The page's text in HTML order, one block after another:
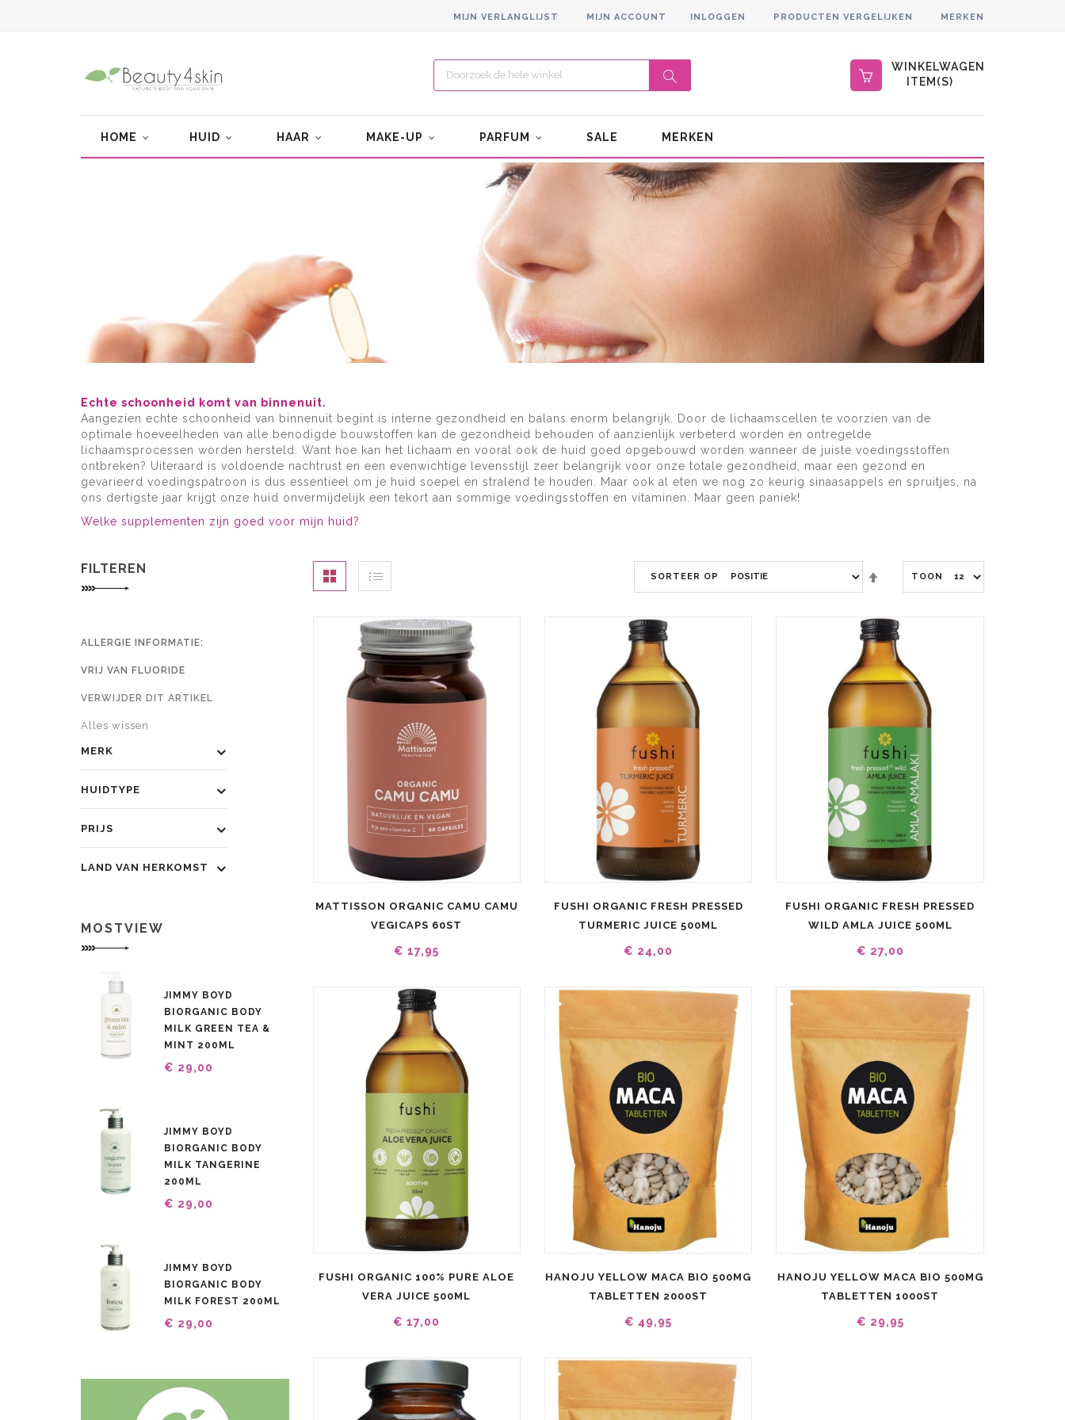
MIJN VERLANGLIJST MIJN ACCOUNT INLOGGEN PRODUCTEN VERGELIJKEN MERKEN
WINKELWAGEN
ITEM(S)
HOME HUID HAAR MAKE-UP PARFUM SALE MERKEN
Echte schoonheid komt van binnenuit.
Aangezien echte schoonheid van binnenuit begint is interne gezondheid en balans enorm belangrijk. Door de lichaamscellen te voorzien van de
optimale hoeveelheden van alle benodigde bouwstoffen kan de gezondheid behouden of aanzienlijk verbeterd worden en ontregelde
lichaamsprocessen worden hersteld. Want hoe kan het lichaam en vooral ook de huid goed opgebouwd worden wanneer de juiste voedingsstoffen
ontbreken? Uiteraard is voldoende nachtrust en een evenwichtige levensstijl zeer belangrijk voor onze totale gezondheid, maar een gezond en
gevarieerd voedingspatroon is dus essentieel om je huid soepel en stralend te houden. Maar ook al eten we nog zo keurig sinaasappels en spruitjes, na
ons dertigste jaar krijgt onze huid onvermijdelijk een tekort aan sommige voedingsstoffen en vitaminen. Maar geen paniek!
Welke supplementen zijn goed voor mijn huid?
FILTEREN
ALLERGIE INFORMATIE
VRIJ VAN FLUORIDE
VERWIJDER DIT ARTIKEL
Alles wissen
MERK
HUIDTYPE
PRIJS
LAND VAN HERKOMST
MOSTVIEW
JIMMY BOYD
BIORGANIC BODY
MILK GREEN TEA &
MINT 200ML
€ 29,00
JIMMY BOYD
BIORGANIC BODY
MILK TANGERINE
200ML
€ 29,00
JIMMY BOYD
BIORGANIC BODY
MILK FOREST 200ML
€ 29,00
TOON
SORTEER OP
laag
sorteren
MATTISSON ORGANIC CAMU CAMU
VEGICAPS 60ST
€ 17,95
FUSHI ORGANIC FRESH PRESSED
TURMERIC JUICE 500ML
€ 24,00
FUSHI ORGANIC FRESH PRESSED
WILD AMLA JUICE 500ML
€ 27,00
FUSHI ORGANIC 100% PURE ALOE
VERA JUICE 500ML
€ 17,00
HANOJU YELLOW MACA BIO 500MG
TABLETTEN 2000ST
€ 49,95
HANOJU YELLOW MACA BIO 500MG
TABLETTEN 1000ST
€ 29,95